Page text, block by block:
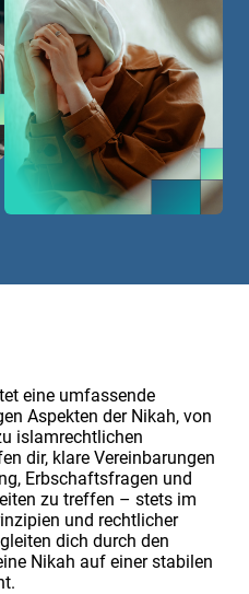
eine umfassende
Aspekten der Nikah, von
islamrechtlichen
dir, klare Vereinbarungen
Erbschaftsfragen und
zu treffen – stets im
und rechtlicher
dich durch den
Nikah auf einer stabilen